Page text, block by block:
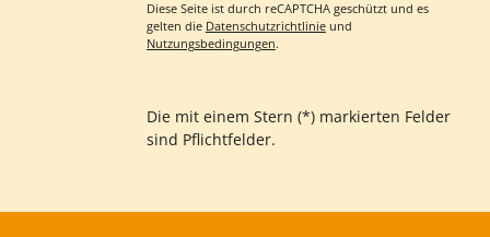
Diese Seite ist durch reCAPTCHA geschützt und es
gelten die Datenschutzrichtlinieund
Nutzungsbedingungen.
Die mit einem Stern (*) markierten Felder
sind Pflichtfelder.